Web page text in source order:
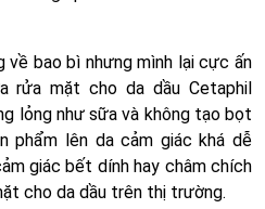
về bao bì nhưng mình lại cực ấn
rửa mặt cho da dầu Cetaphil
lỏng như sữa và không tạo bọt
phẩm lên da cảm giác khá dễ
giác bết dính hay châm chích
cho da dầu trên thị trường.